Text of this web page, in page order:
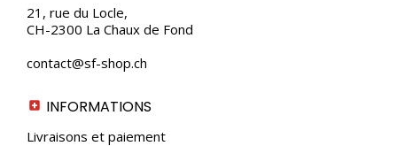
21, rue du Locle,
CH-2300 La Chaux de Fond
contact@sf-shop.ch
INFORMATIONS
Livraisons et paiement